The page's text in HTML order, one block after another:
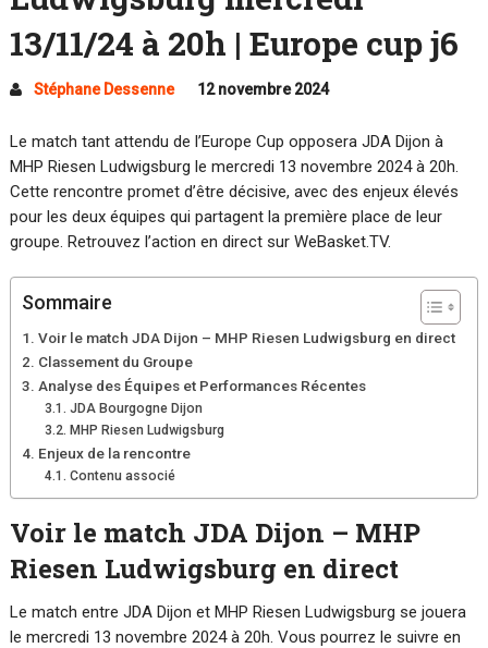
13/11/24 à 20h | Europe cup j6
Stéphane Dessenne 12 novembre 2024
Le match tant attendu de l’Europe Cup opposera JDA Dijon à
MHP Riesen Ludwigsburg le mercredi 13 novembre 2024 à 20h.
Cette rencontre promet d’être décisive, avec des enjeux élevés
pour les deux équipes qui partagent la première place de leur
groupe. Retrouvez l’action en direct sur WeBasket.TV.
Sommaire
Voir le match JDA Dijon – MHP Riesen Ludwigsburg en direct
Classement du Groupe
Analyse des Équipes et Performances Récentes
JDA Bourgogne Dijon
MHP Riesen Ludwigsburg
Enjeux de la rencontre
Contenu associé
Voir le match JDA Dijon – MHP
Riesen Ludwigsburg en direct
Le match entre JDA Dijon et MHP Riesen Ludwigsburg se jouera
le mercredi 13 novembre 2024 à 20h. Vous pourrez le suivre en